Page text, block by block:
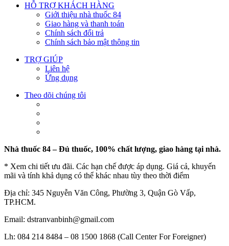
HỖ TRỢ KHÁCH HÀNG
Giới thiệu nhà thuốc 84
Giao hàng và thanh toán
Chính sách đổi trả
Chính sách bảo mật thông tin
TRỢ GIÚP
Liên hệ
Ứng dụng
Theo dõi chúng tôi
Nhà thuốc 84 – Đủ thuốc, 100% chất lượng, giao hàng tại nhà.
* Xem chi tiết ưu đãi. Các hạn chế được áp dụng. Giá cả, khuyến
mãi và tính khả dụng có thể khác nhau tùy theo thời điểm
Địa chỉ: 345 Nguyễn Văn Công, Phường 3, Quận Gò Vấp,
TP.HCM.
Email: dstranvanbinh@gmail.com
Lh: 084 214 8484 – 08 1500 1868 (Call Center For Foreigner)